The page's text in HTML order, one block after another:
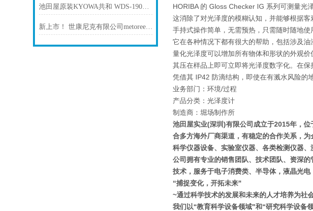
池田屋原装KYOWA共和 WDS-190AS1 小型显示器产品介绍技术参数
新上市！ 世康尼克有限公司metoree 测光表 Light Master Pro L-478D
HORIBA 的 Gloss Checker IG 系列可测量光
这消除了对光泽度的模糊认知，并能够根据客
手持式操作简单，无需预热，只需随时随地使
它在各种情况下都有很大的帮助，包括涉及
量化光泽度可以增加所有物体和形状的外观
其压在样品上即可立即将光泽度数字化。在
凭借其 IP42 防滴结构，即使在有溅水风险的
业务部门：环境/过程
产品分类：光泽度计
制造商：堀场制作所
池田屋实业(深圳)有限公司成立于2015年，
合多方海外厂商渠道，有稳定的合作关系，
科学仪器设备、实验室仪器、各类检测仪器
公司拥有专业的销售团队、技术团队、资深
技术，服务于电子消费类、半导体，液晶光
“捕捉变化，开拓未来"
~通过科学技术的发展和未来的人才培养为社
我们以“教育科学设备领域"和“研究科学设备